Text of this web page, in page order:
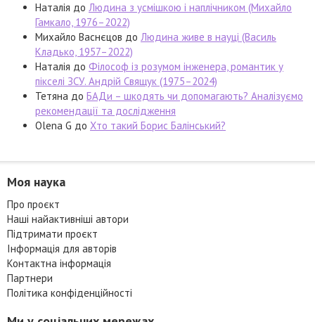
Наталія до Людина з усмішкою і наплічником (Михайло
Гамкало, 1976–2022)
Михайло Васнєцов до Людина живе в науці (Василь
Кладько, 1957–2022)
Наталія до Філософ із розумом інженера, романтик у
пікселі ЗСУ. Андрій Свящук (1975–2024)
Тетяна до БАДи – шкодять чи допомагають? Аналізуємо
рекомендації та дослідження
Olena G до Хто такий Борис Балінський?
Моя наука
Про проєкт
Наші найактивніші автори
Підтримати проєкт
Інформація для авторів
Контактна інформація
Партнери
Політика конфіденційності